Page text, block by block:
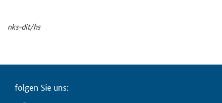
nks-​dit/hs
fol­gen Sie uns: